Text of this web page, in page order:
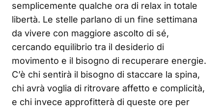
semplicemente qualche ora di relax in totale
libertà. Le stelle parlano di un fine settimana
da vivere con maggiore ascolto di sé,
cercando equilibrio tra il desiderio di
movimento e il bisogno di recuperare energie.
C’è chi sentirà il bisogno di staccare la spina,
chi avrà voglia di ritrovare affetto e complicità,
e chi invece approfitterà di queste ore per